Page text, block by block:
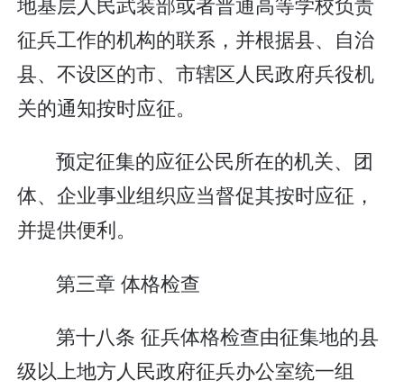
征兵工作的机构的联系，并根据县、自治
县、不设区的市、市辖区人民政府兵役机
关的通知按时应征。
预定征集的应征公民所在的机关、团
体、企业事业组织应当督促其按时应征，
并提供便利。
第三章 体格检查
第十八条 征兵体格检查由征集地的县
级以上地方人民政府征兵办公室统一组